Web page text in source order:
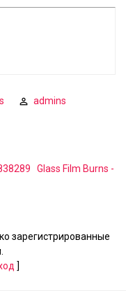
admins
Glass Film Burns -
зарегистрированные
]